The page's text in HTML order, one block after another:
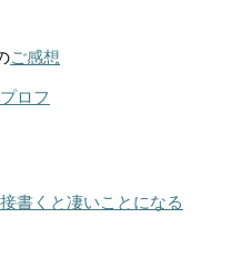
ご感想
プロフ
書くと凄いことになる